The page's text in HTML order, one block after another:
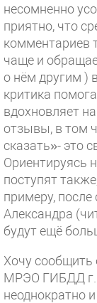
несомненно
приятно, что
комментариев
чаще и
о нём другим )
критика
вдохновляет
отзывы, в том
сказать»- это
Ориентируясь
поступят
примеру,
Александра
будут ещё
Хочу сообщить
МРЭО ГИБДД
неоднократно